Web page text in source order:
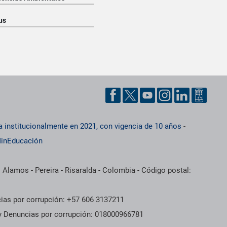
institucionalmente en 2021, con vigencia de 10 años -
Alamos - Pereira - Risaralda - Colombia - Código postal:
por corrupción: +57 606 3137211
por corrupción: 018000966781